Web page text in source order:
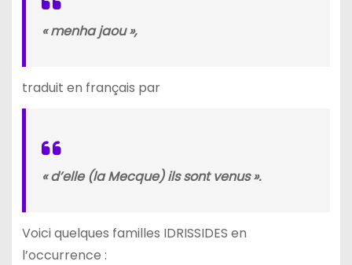
« menha jaou »,
traduit en français par
« d’elle (la Mecque) ils sont venus ».
Voici quelques familles IDRISSIDES en
l’occurrence :